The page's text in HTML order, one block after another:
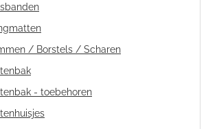
/ Borstels / Scharen
- toebehoren